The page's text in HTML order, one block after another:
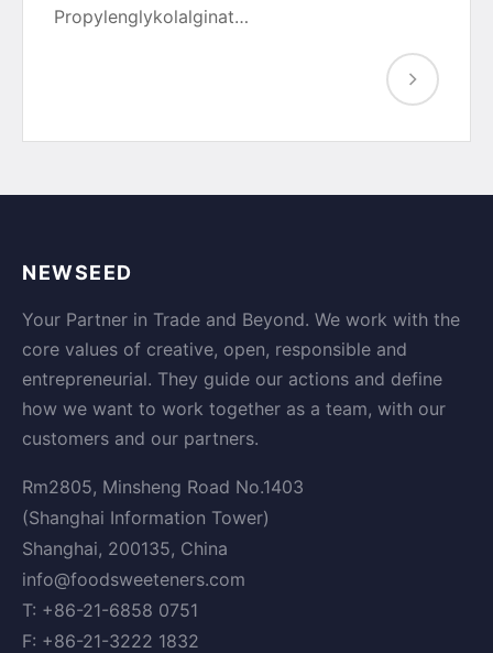
Propylenglykolalginat…
NEWSEED
Your Partner in Trade and Beyond. We work with the
core values of creative, open, responsible and
entrepreneurial. They guide our actions and define
how we want to work together as a team, with our
customers and our partners.
Rm2805, Minsheng Road No.1403
(Shanghai Information Tower)
Shanghai, 200135, China
info@foodsweeteners.com
T: +86-21-6858 0751
F: +86-21-3222 1832